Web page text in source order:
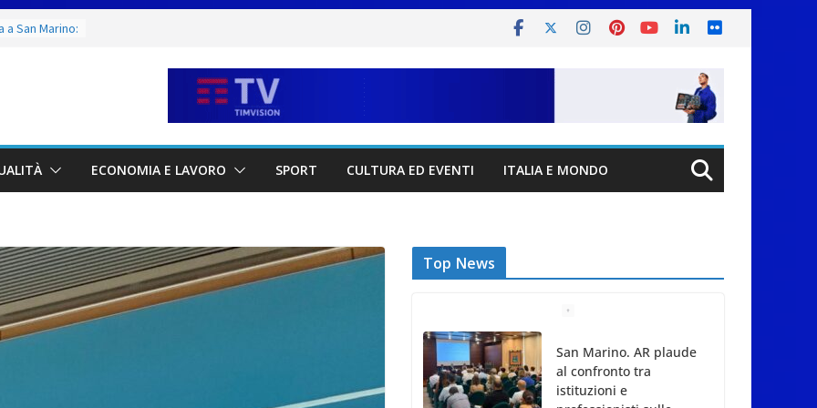
in
del
ITF
è stata
tra
Allagata
ECONOMIA E LAVORO SPORT CULTURA ED EVENTI ITALIA E MONDO
Top News
San Marino. AR plaude
istituzioni e
procedure e verifiche
ispettive
9 Agosto 2026